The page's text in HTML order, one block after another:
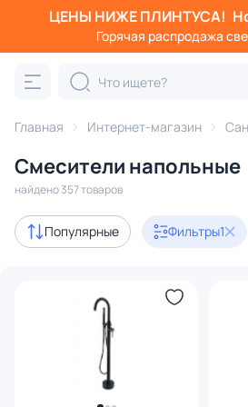
ЦЕНЫ НИЖЕ ПЛИНТУСА!
Горячая распродажа
Главная Интернет-магазин
Смесители напольные
найдено 357 товаров
Популярные Фильтры1
Фильтры
Категория:
для кухонной мойки для
Акции 79
192